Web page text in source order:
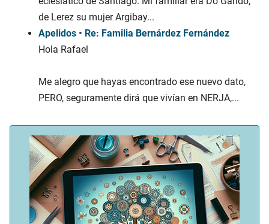
de Lerez su mujer Argibay...
Apelidos • Re: Familia Bernárdez Fernández
Hola Rafael
Me alegro que hayas encontrado ese nuevo dato,
PERO, seguramente dirá que vivían en NERJA,...